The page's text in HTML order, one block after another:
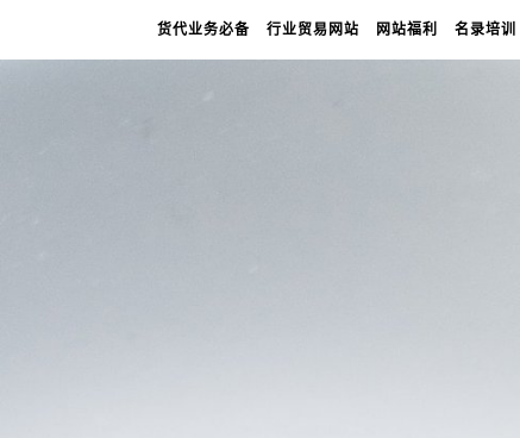
货代业务必备 行业贸易网站 网站福利 名录培训